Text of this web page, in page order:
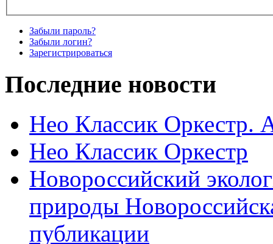
Забыли пароль?
Забыли логин?
Зарегистрироваться
Последние новости
Нео Классик Оркестр.
Нео Классик Оркестр
Новороссийский
природы
публикации